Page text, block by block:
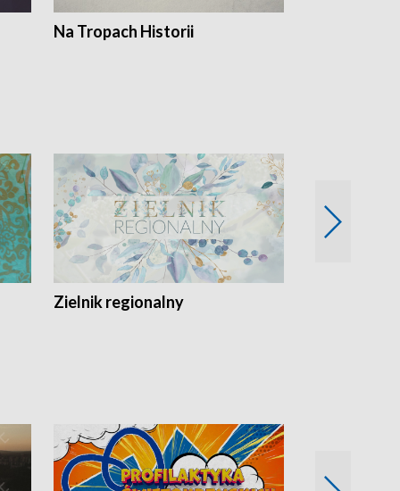
Na Tropach Historii
Zielnik regionalny